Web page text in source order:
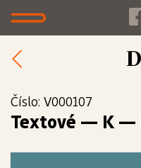
Číslo: V000107
Textové — K —